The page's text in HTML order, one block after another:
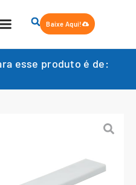
Baixe Aqui!
esse produto é de: